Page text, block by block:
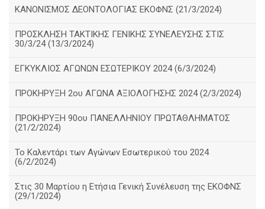
ΚΑΝΟΝΙΣΜΟΣ ΔΕΟΝΤΟΛΟΓΙΑΣ ΕΚΟΦΝΣ (21/3/2024)
ΠΡΟΣΚΛΗΣΗ ΤΑΚΤΙΚΗΣ ΓΕΝΙΚΗΣ ΣΥΝΕΛΕΥΣΗΣ ΣΤΙΣ
30/3/24 (13/3/2024)
ΕΓΚΥΚΛΙΟΣ ΑΓΩΝΩΝ ΕΣΩΤΕΡΙΚΟΥ 2024 (6/3/2024)
ΠΡΟΚΗΡΥΞΗ 2ου ΑΓΩΝΑ ΑΞΙΟΛΟΓΗΣΗΣ 2024 (2/3/2024)
ΠΡΟΚΗΡΥΞΗ 90ου ΠΑΝΕΛΛΗΝΙΟΥ ΠΡΩΤΑΘΛΗΜΑΤΟΣ
(21/2/2024)
Το Καλεντάρι των Αγώνων Εσωτερικού του 2024
(6/2/2024)
Στις 30 Μαρτίου η Ετήσια Γενική Συνέλευση της ΕΚΟΦΝΣ
(29/1/2024)